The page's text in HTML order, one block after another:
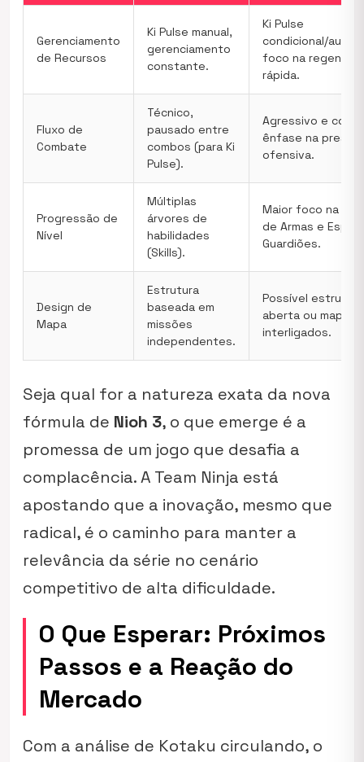
Gerenciamento
de Recursos
Ki Pulse manual,
gerenciamento
constante.
Ki Pulse
condicional/
foco na
rápida.
Fluxo de
Combate
Técnico,
pausado entre
combos (para Ki
Pulse).
Agressivo e
ênfase na
ofensiva.
Progressão de
Nível
Múltiplas
árvores de
habilidades
(Skills).
Maior foco na
de Armas e
Guardiões.
Design de
Mapa
Estrutura
baseada em
missões
independentes.
Possível
aberta ou mapas
interligados.
Seja qual for a natureza exata da nova
fórmula de Nioh 3, o que emerge é a
promessa de um jogo que desafia a
complacência. A Team Ninja está
apostando que a inovação, mesmo que
radical, é o caminho para manter a
relevância da série no cenário
competitivo de alta dificuldade.
O Que Esperar: Próximos
Passos e a Reação do
Mercado
Com a análise de Kotaku circulando, o